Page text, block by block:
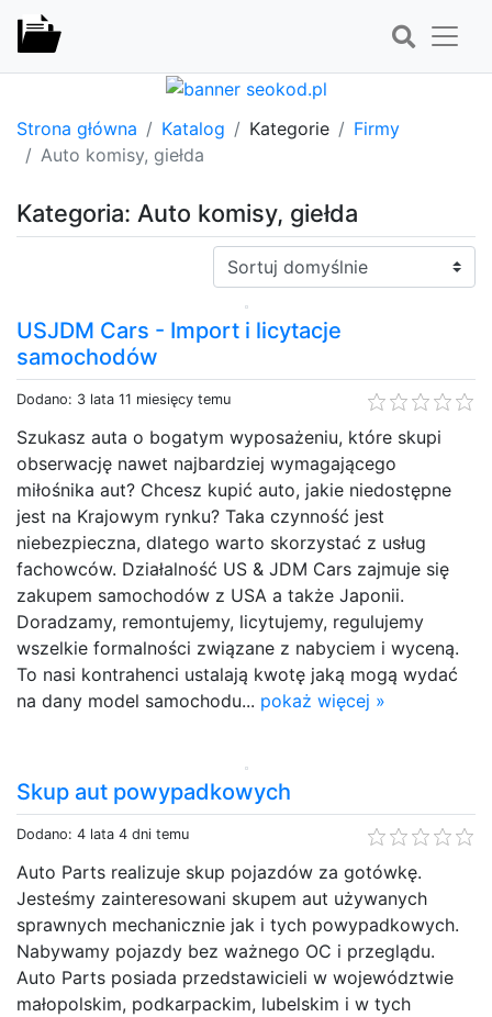
Strona główna Katalog Kategorie
Firmy
Auto komisy, giełda
Kategoria: Auto komisy, giełda
Sortuj:
USJDM Cars - Import i licytacje
samochodów
Dodano: 3 lata 11 miesięcy temu
Szukasz auta o bogatym wyposażeniu, które skupi
obserwację nawet najbardziej wymagającego
miłośnika aut? Chcesz kupić auto, jakie niedostępne
jest na Krajowym rynku? Taka czynność jest
niebezpieczna, dlatego warto skorzystać z usług
fachowców. Działalność US & JDM Cars zajmuje się
zakupem samochodów z USA a także Japonii.
Doradzamy, remontujemy, licytujemy, regulujemy
wszelkie formalności związane z nabyciem i wyceną.
To nasi kontrahenci ustalają kwotę jaką mogą wydać
na dany model samochodu... pokaż więcej »
Skup aut powypadkowych
Dodano: 4 lata 4 dni temu
Auto Parts realizuje skup pojazdów za gotówkę.
Jesteśmy zainteresowani skupem aut używanych
sprawnych mechanicznie jak i tych powypadkowych.
Nabywamy pojazdy bez ważnego OC i przeglądu.
Auto Parts posiada przedstawicieli w województwie
małopolskim, podkarpackim, lubelskim i w tych